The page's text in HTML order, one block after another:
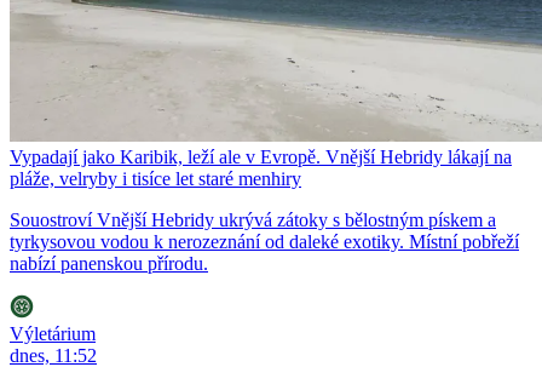
Vypadají jako Karibik, leží ale v Evropě. Vnější Hebridy lákají na
pláže, velryby i tisíce let staré menhiry
Souostroví Vnější Hebridy ukrývá zátoky s bělostným pískem a
tyrkysovou vodou k nerozeznání od daleké exotiky. Místní pobřeží
nabízí panenskou přírodu.
Výletárium
dnes, 11:52